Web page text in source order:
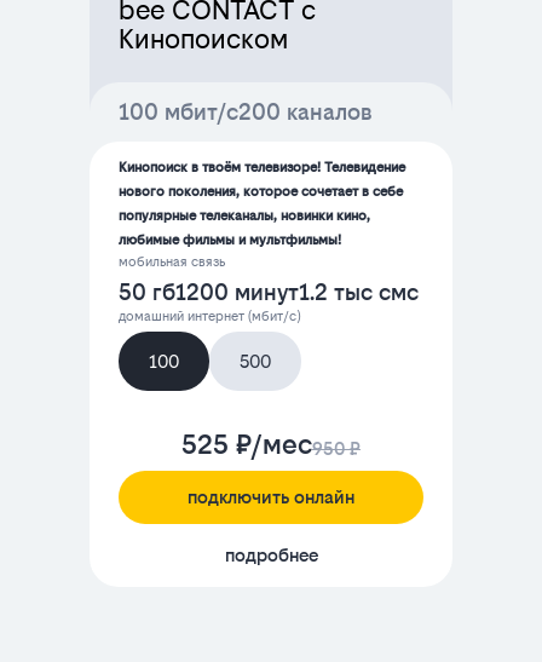
bee CONTACT с
Кинопоиском
100 мбит/с200 каналов
Кинопоиск в твоём телевизоре! Телевидение
нового поколения, которое сочетает в себе
популярные телеканалы, новинки кино,
любимые фильмы и мультфильмы!
мобильная связь
50 гб1200 минут1.2 тыс смс
домашний интернет (мбит/с)
100 500
525 ₽/мес950 ₽
подключить онлайн
подробнее